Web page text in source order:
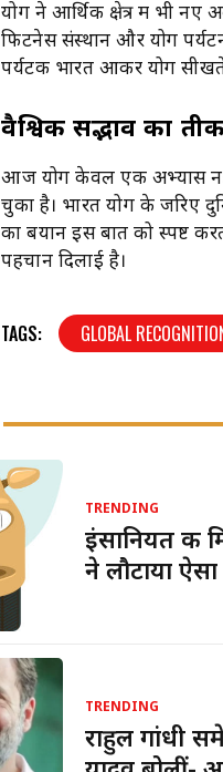
योग ने आर्थिक क्षेत्र में भी नए
फिटनेस संस्थान और योग
पर्यटक भारत आकर योग
वैश्विक सद्भाव का
आज योग केवल एक अभ्यास
चुका है। भारत योग के जरिए
का बयान इस बात को स्पष्ट
पहचान दिलाई है।
TAGS: GLOBAL
TRENDING
इंसानियत की
ने लौटाया
TRENDING
राहुल गांधी